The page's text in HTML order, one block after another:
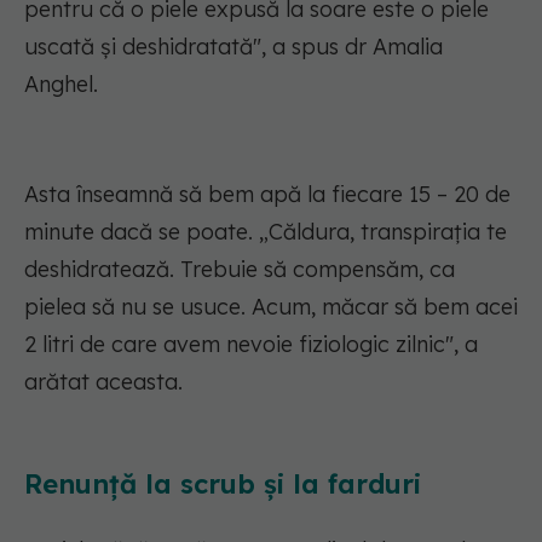
pentru că o piele expusă la soare este o piele
uscată și deshidratată", a spus dr Amalia
Anghel.
Asta înseamnă să bem apă la fiecare 15 – 20 de
minute dacă se poate. „Căldura, transpirația te
deshidratează. Trebuie să compensăm, ca
pielea să nu se usuce. Acum, măcar să bem acei
2 litri de care avem nevoie fiziologic zilnic", a
arătat aceasta.
Renunță la scrub și la farduri